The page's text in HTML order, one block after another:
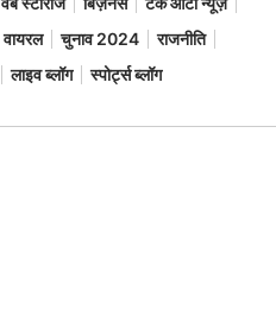
वायरल चुनाव 2024
राजनीति
लाइव ब्लॉग स्पोर्ट्स ब्लॉग